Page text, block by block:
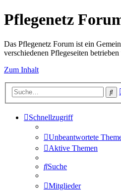
Pflegenetz
Das Pflegenetz Forum ist ein
verschiedenen Pflegeseiten
Zum Inhalt
Schnellzugriff
Unbeantwortete
Aktive Themen
Suche
Mitglieder